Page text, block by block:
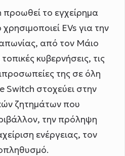
το εγχείρημα
EVs για την
από τον Μάιο
κυβερνήσεις, τις
της σε όλη
Switch στοχεύει στην
ζητημάτων που
την πρόληψη
ενέργειας, τον